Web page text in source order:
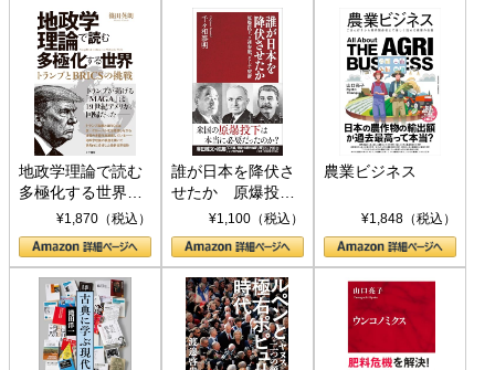
地政学理論で読む
多極化する世界：
トランプとBRICS
の挑戦
¥1,870（税込）
誰が日本を降伏さ
せたか 原爆投
下、ソ連参戦、そ
して聖断 (PHP新
書)
¥1,100（税込）
農業ビジネス
¥1,848（税込）